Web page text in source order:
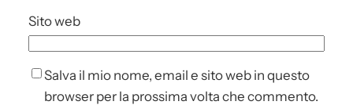
Sito web
Salva il mio nome, email e sito web in questo
browser per la prossima volta che commento.